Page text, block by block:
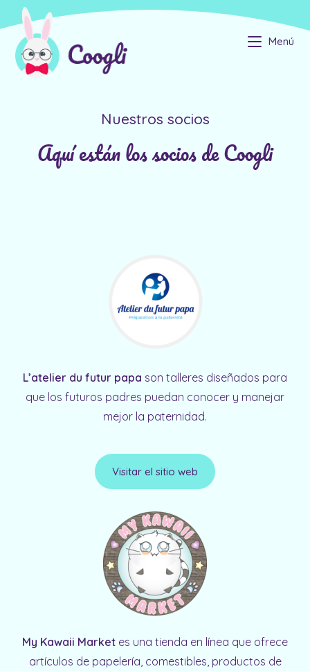
Menú
Nuestros socios
Aquí están los socios de Coogli
L’atelier du futur papa son talleres diseñados para
que los futuros padres puedan conocer y manejar
mejor la paternidad.
Visitar el sitio web
My Kawaii Market es una tienda en línea que ofrece
artículos de papelería, comestibles, productos de